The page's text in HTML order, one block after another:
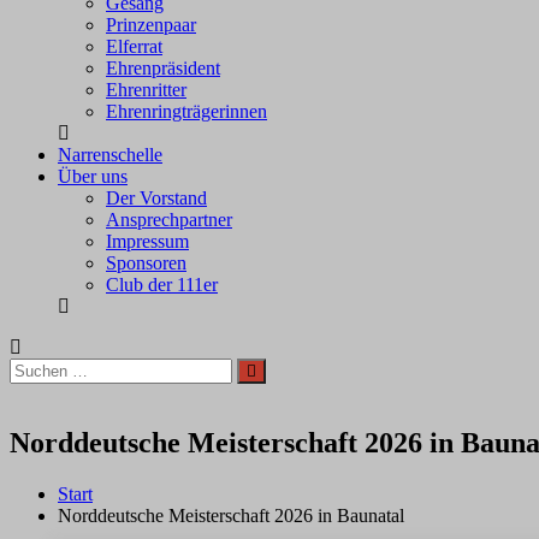
Prinzenpaar
Elferrat
Ehrenpräsident
Ehrenritter
Ehrenringträgerinnen
Narrenschelle
Über uns
Der Vorstand
Ansprechpartner
Impressum
Sponsoren
Club der 111er
Suchen
nach:
Suchen
Norddeutsche Meisterschaft 2026 in
Start
Norddeutsche Meisterschaft 2026 in Baunatal